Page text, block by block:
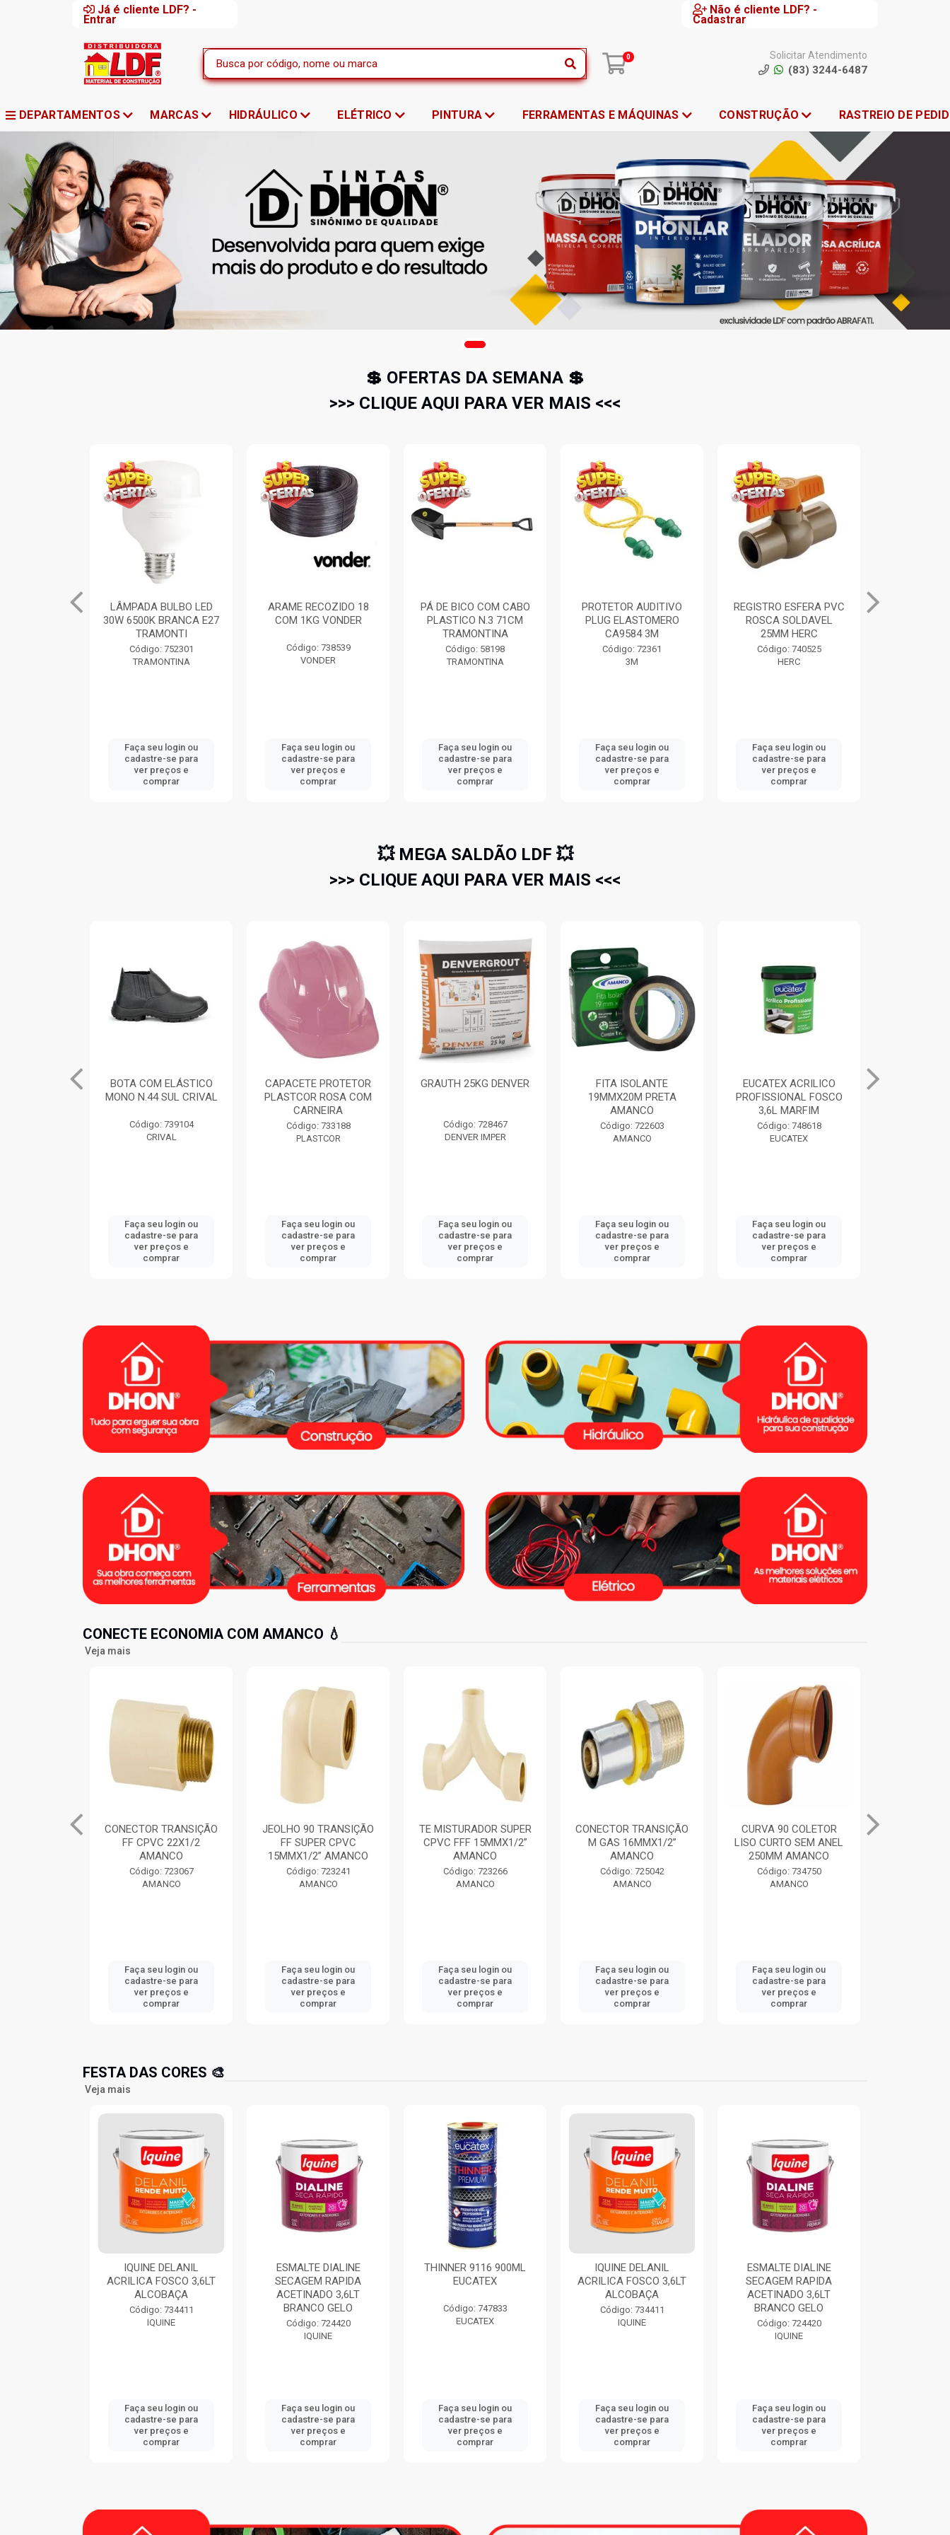
Já é cliente LDF? -
Entrar
Não é cliente LDF? -
Cadastrar
0 Solicitar Atendimento
(83) 3244-6487
DEPARTAMENTOS MARCAS HIDRÁULICO ELÉTRICO PINTURA FERRAMENTAS E MÁQUINAS CONSTRUÇÃO RASTREIO DE
💲 OFERTAS DA SEMANA 💲
>>> CLIQUE AQUI PARA VER MAIS <<<
LÂMPADA BULBO LED
30W 6500K BRANCA E27
TRAMONTI
Código: 752301
TRAMONTINA
Faça seu login ou
cadastre-se para
ver preços e
comprar
ARAME RECOZIDO 18
COM 1KG VONDER
Código: 738539
VONDER
Faça seu login ou
cadastre-se para
ver preços e
comprar
PÁ DE BICO COM CABO
PLASTICO N.3 71CM
TRAMONTINA
Código: 58198
TRAMONTINA
Faça seu login ou
cadastre-se para
ver preços e
comprar
PROTETOR AUDITIVO
PLUG ELASTOMERO
CA9584 3M
Código: 72361
3M
Faça seu login ou
cadastre-se para
ver preços e
comprar
REGISTRO ESFERA PVC
ROSCA SOLDAVEL
25MM HERC
Código: 740525
HERC
Faça seu login ou
cadastre-se para
ver preços e
comprar
💥 MEGA SALDÃO LDF 💥
>>> CLIQUE AQUI PARA VER MAIS <<<
BOTA COM ELÁSTICO
MONO N.44 SUL CRIVAL
Código: 739104
CRIVAL
Faça seu login ou
cadastre-se para
ver preços e
comprar
CAPACETE PROTETOR
PLASTCOR ROSA COM
CARNEIRA
Código: 733188
PLASTCOR
Faça seu login ou
cadastre-se para
ver preços e
comprar
GRAUTH 25KG DENVER
Código: 728467
DENVER IMPER
Faça seu login ou
cadastre-se para
ver preços e
comprar
FITA ISOLANTE
19MMX20M PRETA
AMANCO
Código: 722603
AMANCO
Faça seu login ou
cadastre-se para
ver preços e
comprar
EUCATEX ACRILICO
PROFISSIONAL FOSCO
3,6L MARFIM
Código: 748618
EUCATEX
Faça seu login ou
cadastre-se para
ver preços e
comprar
CONECTE ECONOMIA COM AMANCO 💧
Veja mais
JEOLHO 90 TRANSIÇÃO
FF SUPER CPVC
15MMX1/2” AMANCO
Código: 723241
AMANCO
Faça seu login ou
cadastre-se para
ver preços e
comprar
TE MISTURADOR SUPER
CPVC FFF 15MMX1/2”
AMANCO
Código: 723266
AMANCO
Faça seu login ou
cadastre-se para
ver preços e
comprar
CONECTOR TRANSIÇÃO
M GAS 16MMX1/2”
AMANCO
Código: 725042
AMANCO
Faça seu login ou
cadastre-se para
ver preços e
comprar
CURVA 90 COLETOR
LISO CURTO SEM ANEL
250MM AMANCO
Código: 734750
AMANCO
Faça seu login ou
cadastre-se para
ver preços e
comprar
ANEL DE VEDACAO
ORING COLETORES
250MM AMANCO
Código: 734769
AMANCO
Faça seu login ou
cadastre-se para
ver preços e
comprar
FESTA DAS CORES 🎨
Veja mais
IQUINE DELANIL
ACRILICA FOSCO 3,6LT
ALCOBAÇA
Código: 734411
Faça seu login ou
cadastre-se para
ver preços e
ESMALTE DIALINE
SECAGEM RAPIDA
ACETINADO 3,6LT
BRANCO GELO
Código: 724420
Faça seu login ou
cadastre-se para
ver preços e
THINNER 9116 900ML
Código: 747833
Faça seu login ou
cadastre-se para
ver preços e
IQUINE DELANIL
ACRILICA FOSCO 3,6LT
ALCOBAÇA
Código: 734411
Faça seu login ou
cadastre-se para
ver preços e
ESMALTE DIALINE
SECAGEM RAPIDA
ACETINADO 3,6LT
BRANCO GELO
Código: 724420
Faça seu login ou
cadastre-se para
ver preços e